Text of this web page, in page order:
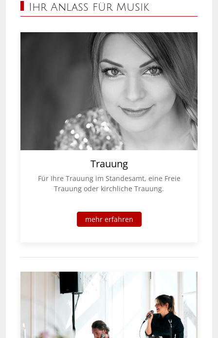
Ihr Anlass für Musik
Trauung
Für Ihre Trauung im Standesamt, eine Freie
Trauung oder kirchliche Trauung.
mehr erfahren